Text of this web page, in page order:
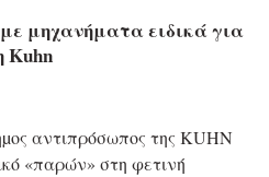
μηχανήματα ειδικά για
Kuhn
αντιπρόσωπος της KUHN
«παρών» στη φετινή